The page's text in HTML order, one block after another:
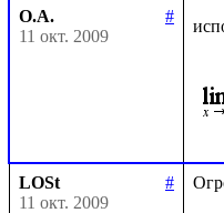
О.А.
#
11 окт. 2009
LOSt
#
11 окт. 2009